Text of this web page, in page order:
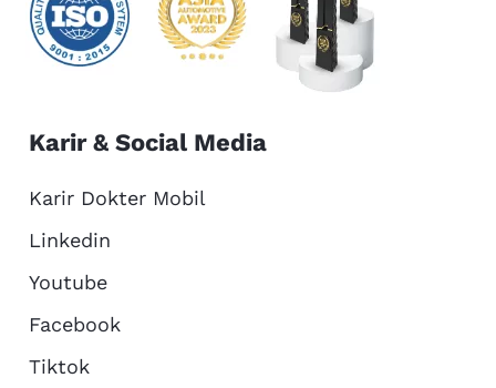
Karir & Social Media
Karir Dokter Mobil
Linkedin
Youtube
Facebook
Tiktok